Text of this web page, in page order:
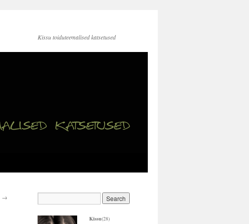
Kissu toiduteemalised katsetused
→
Kissu(28)